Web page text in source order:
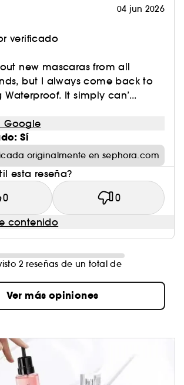
04 jun 2026
verificado
new mascaras from all
but I always come back to
Waterproof. It simply can’...
Google
Sí
originalmente en sephora.com
esta reseña?
0 0
contenido
2 reseñas de un total de
Ver más opiniones